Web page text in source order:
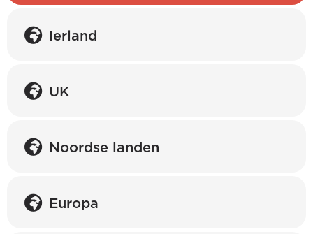
Ierland
UK
Noordse landen
Europa